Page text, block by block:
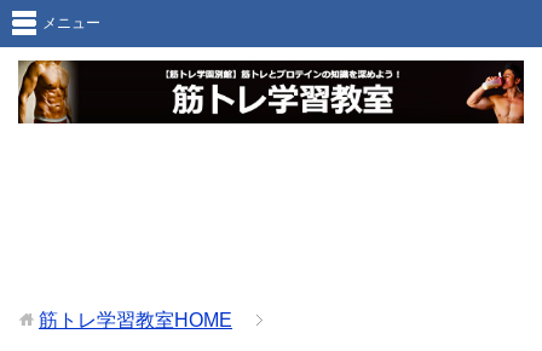
メニュー
筋トレ学習教室HOME